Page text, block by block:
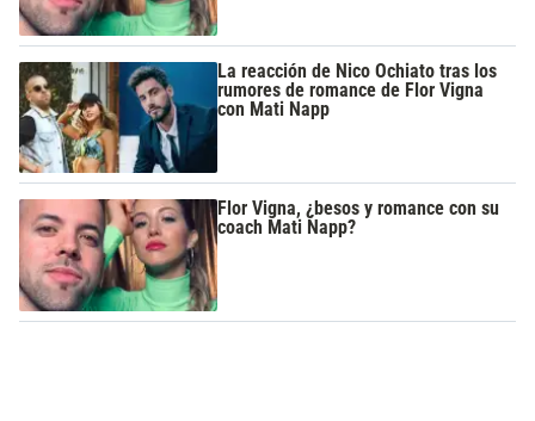
La reacción de Nico Ochiato tras los
rumores de romance de Flor Vigna
con Mati Napp
Flor Vigna, ¿besos y romance con su
coach Mati Napp?